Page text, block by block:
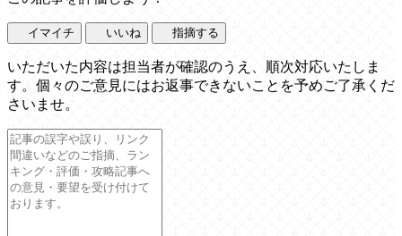
イマイチ いいね 指摘する
いただいた内容は担当者が確認のうえ、順次対応いたしま
す。個々のご意見にはお返事できないことを予めご了承くだ
さいませ。